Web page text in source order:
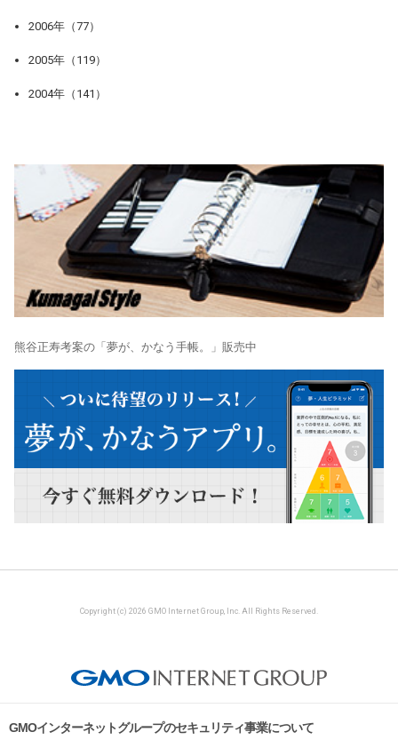
2006年（77）
2005年（119）
2004年（141）
熊谷正寿考案の「夢が、かなう手帳。」販売中
Copyright (c) 2026 GMO Internet Group, Inc. All Rights Reserved.
GMOインターネットグループのセキュリティ事業について